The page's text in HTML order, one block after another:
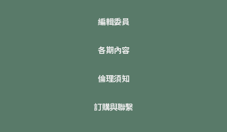
編輯委員
各期內容
倫理須知
訂購與聯繫